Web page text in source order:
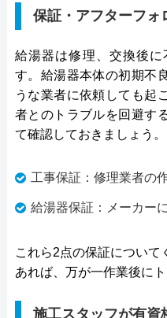
保証・アフターフォ
給湯器は修理、交換後
す。給湯器本体の初期不
うな業者に依頼しても起
者とのトラブルを回避す
て確認しておきましょう。
工事保証：修理業者の
給湯器保証：メーカー
これら2点の保証につい
あれば、万が一作業後に
施工スタッフが有資